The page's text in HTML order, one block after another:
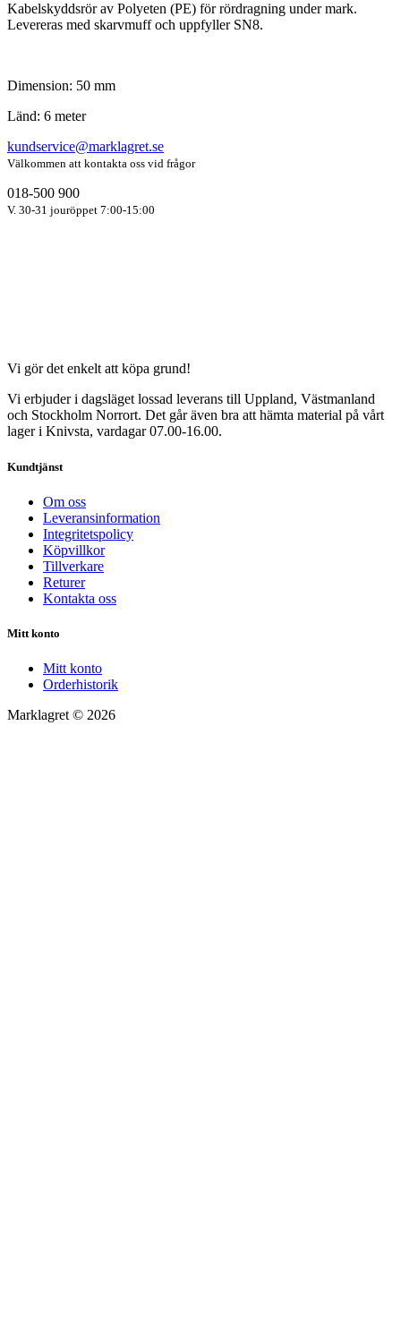
Kabelskyddsrör av Polyeten (PE) för rördragning under mark.
Levereras med skarvmuff och uppfyller SN8.
Dimension: 50 mm
Länd: 6 meter
kundservice@marklagret.se
Välkommen att kontakta oss vid frågor
018-500 900
V. 30-31 jouröppet 7:00-15:00
Vi gör det enkelt att köpa grund!
Vi erbjuder i dagsläget lossad leverans till Uppland, Västmanland
och Stockholm Norrort. Det går även bra att hämta material på vårt
lager i Knivsta, vardagar 07.00-16.00.
Kundtjänst
Om oss
Leveransinformation
Integritetspolicy
Köpvillkor
Tillverkare
Returer
Kontakta oss
Mitt konto
Mitt konto
Orderhistorik
Marklagret © 2026